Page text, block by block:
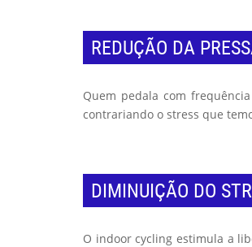
REDUÇÃO DA
Quem pedala com
contrariando o stress que
DIMINUIÇÃO DO
O indoor cycling estimula a